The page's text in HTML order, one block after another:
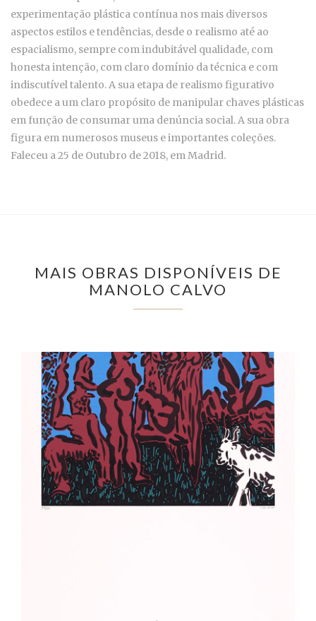
experimentação plástica contínua nos mais diversos
aspectos estilos e tendências, desde o realismo até ao
espacialismo, sempre com indubitável qualidade, com
honesta intenção, com claro domínio da técnica e com
indiscutível talento. A sua etapa de realismo figurativo
obedece a um claro propósito de manipular chaves plásticas
em função de consumar uma denúncia social. A sua obra
figura em numerosos museus e importantes coleções.
Faleceu a 25 de Outubro de 2018, em Madrid.
MAIS OBRAS DISPONÍVEIS DE
MANOLO CALVO